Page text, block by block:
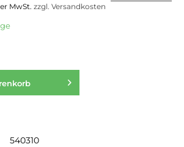
MwSt. zzgl. Versandkosten
540310